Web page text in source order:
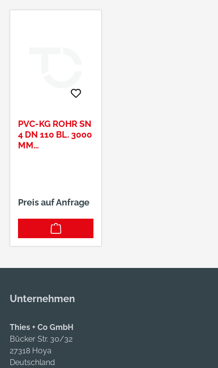
PVC-KG ROHR SN
4 DN 110 BL. 3000
MM
Preis auf Anfrage
Unternehmen
Thies + Co GmbH
Bücker Str. 30/32
27318 Hoya
Deutschland